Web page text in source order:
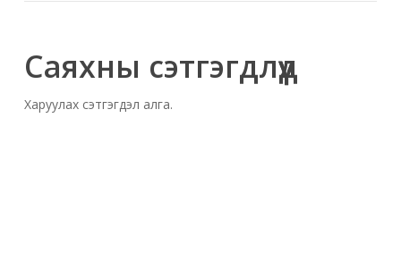
Саяхны сэтгэгдлүүд
Харуулах сэтгэгдэл алга.